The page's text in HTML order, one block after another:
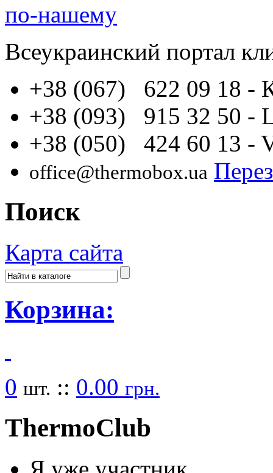
по-нашему
Всеукраинский портал
+38 (067) 622 09 18 -
+38 (093) 915 32 50 -
+38 (050) 424 60 13 -
office@thermobox.ua
Поиск
Карта сайта
Корзина:
0 шт. :: 0.00 грн.
ThermoClub